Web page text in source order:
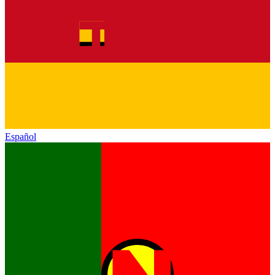
Español